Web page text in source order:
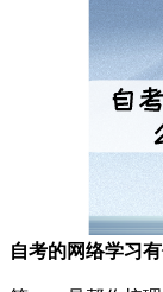
自考的网络学习